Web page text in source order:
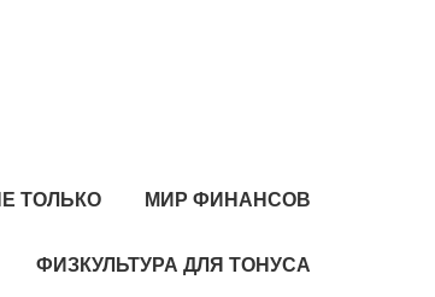
ТОЛЬКО МИР ФИНАНСОВ
ФИЗКУЛЬТУРА ДЛЯ ТОНУСА